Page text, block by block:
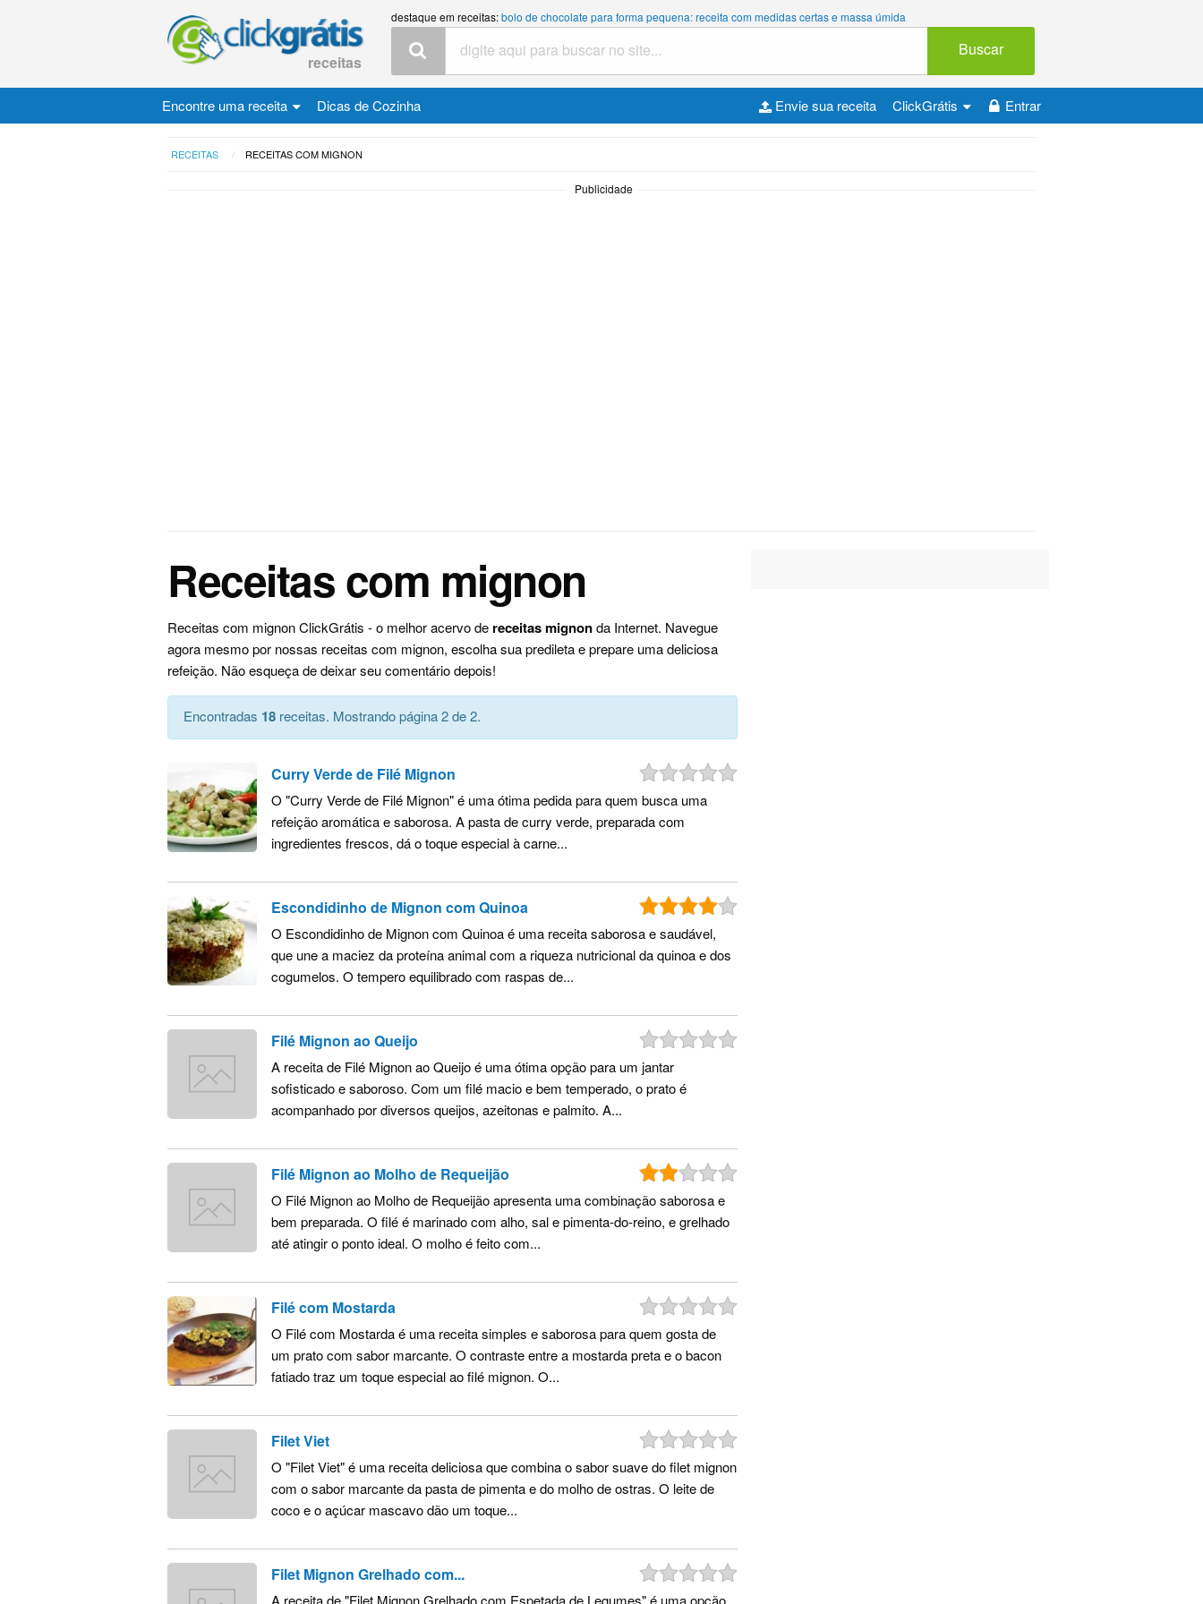
receitas
destaque em receitas:bolo de chocolate para forma pequena: receita com medidas certas e massa úmida
Buscar
Encontre uma receita Dicas de Cozinha Entrar
ClickGrátis
Envie sua receita
RECEITAS RECEITAS COM MIGNON
Publicidade
Receitas com mignon
Receitas com mignon ClickGrátis - o melhor acervo de receitas mignonda Internet. Navegue
agora mesmo por nossas receitas com mignon, escolha sua predileta e prepare uma deliciosa
refeição. Não esqueça de deixar seu comentário depois!
Encontradas 18 receitas. Mostrando página 2 de 2.
Curry Verde de Filé Mignon
O "Curry Verde de Filé Mignon" é uma ótima pedida para quem busca uma
refeição aromática e saborosa. A pasta de curry verde, preparada com
ingredientes frescos, dá o toque especial à carne...
Escondidinho de Mignon com Quinoa
O Escondidinho de Mignon com Quinoa é uma receita saborosa e saudável,
que une a maciez da proteína animal com a riqueza nutricional da quinoa e dos
cogumelos. O tempero equilibrado com raspas de...
Filé Mignon ao Queijo
A receita de Filé Mignon ao Queijo é uma ótima opção para um jantar
sofisticado e saboroso. Com um filé macio e bem temperado, o prato é
acompanhado por diversos queijos, azeitonas e palmito. A...
Filé Mignon ao Molho de Requeijão
O Filé Mignon ao Molho de Requeijão apresenta uma combinação saborosa e
bem preparada. O filé é marinado com alho, sal e pimenta-do-reino, e grelhado
até atingir o ponto ideal. O molho é feito com...
Filé com Mostarda
O Filé com Mostarda é uma receita simples e saborosa para quem gosta de
um prato com sabor marcante. O contraste entre a mostarda preta e o bacon
fatiado traz um toque especial ao filé mignon. O...
Filet Viet
O "Filet Viet" é uma receita deliciosa que combina o sabor suave do filet mignon
com o sabor marcante da pasta de pimenta e do molho de ostras. O leite de
coco e o açúcar mascavo dão um toque...
Filet Mignon Grelhado com...
A receita de "Filet Mignon Grelhado com Espetada de Legumes" é uma opção